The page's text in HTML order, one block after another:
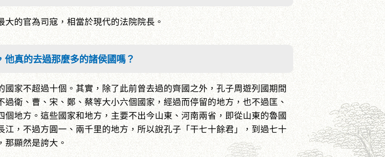
的官為司寇，相當於現代的法院院長。
真的去過那麼多的諸侯國嗎？
家不超過十個。其實，除了此前曾去過的齊國之外，孔子周遊列國期間
衛、曹、宋、鄭、蔡等大小六個國家，經過而停留的地方，也不過匡、
地方。這些國家和地方，主要不出今山東、河南兩省，即從山東的魯國
江，不過方圓一、兩千里的地方，所以說孔子「干七十餘君」，到過七十
那顯然是誇大。